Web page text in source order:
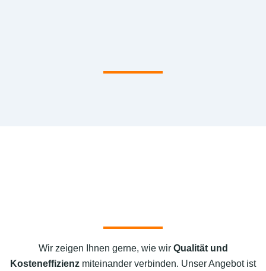
Wir zeigen Ihnen gerne, wie wir Qualität und
Kosteneffizienz miteinander verbinden. Unser Angebot ist